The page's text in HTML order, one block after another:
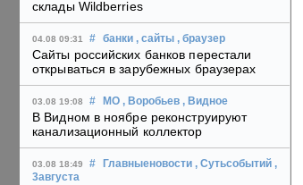
склады Wildberries
04.08 09:31 # банки , сайты , браузер
Сайты российских банков перестали
открываться в зарубежных браузерах
03.08 19:08 # МО , Воробьев , Видное
В Видном в ноябре реконструируют
канализационный коллектор
03.08 18:49 # Главныеновости , Сутьсобытий ,
3августа